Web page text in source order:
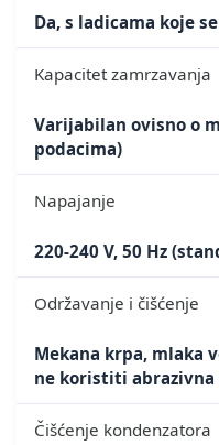
Da, s ladicama koje
Kapacitet zamrzavanja
Varijabilan ovisno o
podacima)
Napajanje
220-240 V, 50 Hz
Održavanje i čišćenje
Mekana krpa, mlaka
ne koristiti
Čišćenje kondenzatora